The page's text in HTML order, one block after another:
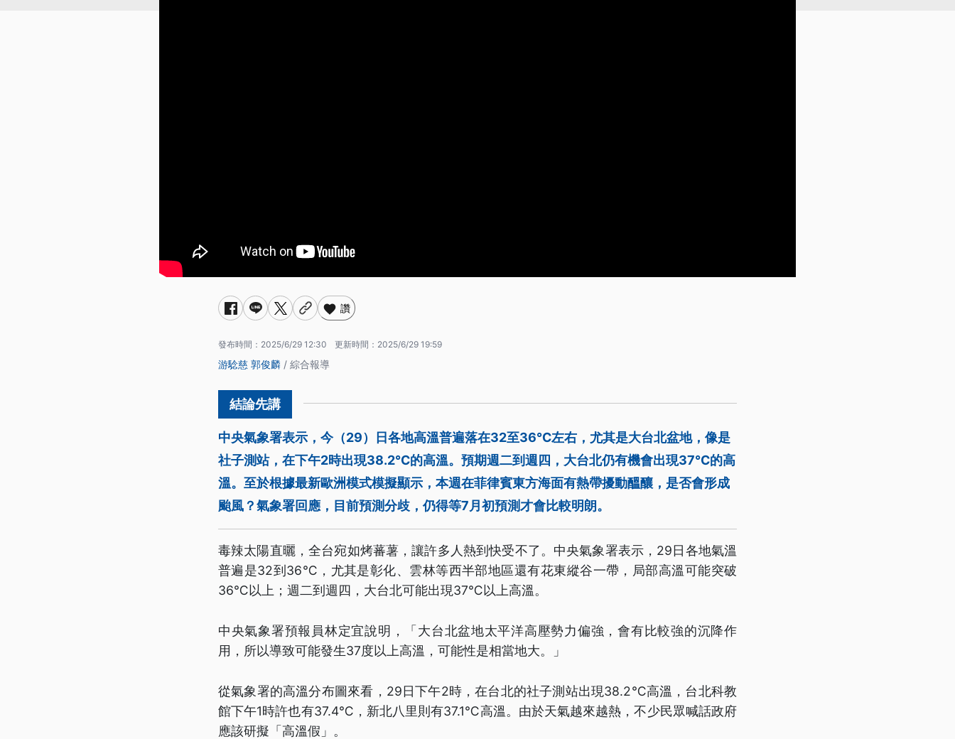
讚
發布時間： 2025/6/29 12:30 更新時間： 2025/6/29 19:59
游騐慈 郭俊麟 / 綜合報導
中央氣象署表示，今（29）日各地高溫普遍落在32至36℃左右，尤其是大台北盆地，像是
社子測站，在下午2時出現38.2℃的高溫。預期週二到週四，大台北仍有機會出現37℃的高
溫。至於根據最新歐洲模式模擬顯示，本週在菲律賓東方海面有熱帶擾動醞釀，是否會形成
颱風？氣象署回應，目前預測分歧，仍得等7月初預測才會比較明朗。
毒辣太陽直曬，全台宛如烤蕃薯，讓許多人熱到快受不了。中央氣象署表示，29日各地氣溫
普遍是32到36℃，尤其是彰化、雲林等西半部地區還有花東縱谷一帶，局部高溫可能突破
36℃以上；週二到週四，大台北可能出現37℃以上高溫。
中央氣象署預報員林定宜說明，「大台北盆地太平洋高壓勢力偏強，會有比較強的沉降作
用，所以導致可能發生37度以上高溫，可能性是相當地大。」
從氣象署的高溫分布圖來看，29日下午2時，在台北的社子測站出現38.2℃高溫，台北科教
館下午1時許也有37.4℃，新北八里則有37.1℃高溫。由於天氣越來越熱，不少民眾喊話政府
應該研擬「高溫假」。